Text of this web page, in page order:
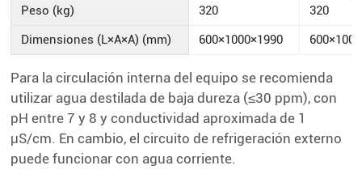
Peso (kg) 320
320
Dimensiones (L×A×A) (mm)
600×1000×1990
Para la circulación interna del equipo se recomienda
utilizar agua destilada de baja dureza (≤30 ppm), con
pH entre 7 y 8 y conductividad aproximada de 1
μS/cm. En cambio, el circuito de refrigeración externo
puede funcionar con agua corriente.